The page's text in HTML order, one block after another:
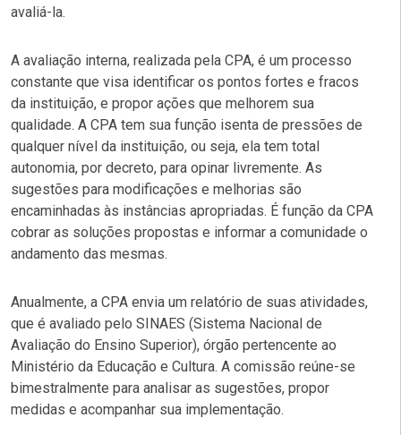
avaliá-la.
A avaliação interna, realizada pela CPA, é um processo
constante que visa identificar os pontos fortes e fracos
da instituição, e propor ações que melhorem sua
qualidade. A CPA tem sua função isenta de pressões de
qualquer nível da instituição, ou seja, ela tem total
autonomia, por decreto, para opinar livremente. As
sugestões para modificações e melhorias são
encaminhadas às instâncias apropriadas. É função da CPA
cobrar as soluções propostas e informar a comunidade o
andamento das mesmas.
Anualmente, a CPA envia um relatório de suas atividades,
que é avaliado pelo SINAES (Sistema Nacional de
Avaliação do Ensino Superior), órgão pertencente ao
Ministério da Educação e Cultura. A comissão reúne-se
bimestralmente para analisar as sugestões, propor
medidas e acompanhar sua implementação.